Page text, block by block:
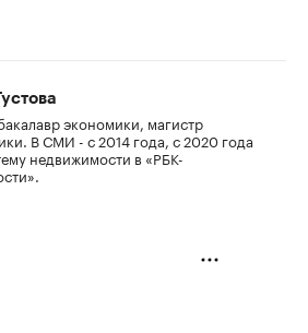
экономики, магистр
В СМИ - с 2014 года, с 2020 года
недвижимости в «РБК-